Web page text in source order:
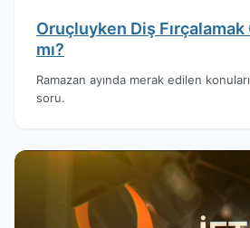
Oruçluyken Diş
mı?
Ramazan ayında merak edilen
soru.